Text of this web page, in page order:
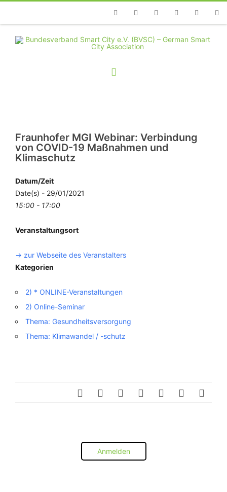
TelefonFacebookTwitterYoutubeInstagramLinkedin
Fraunhofer MGI Webinar: Verbindung
von COVID-19 Maßnahmen und
Klimaschutz
Datum/Zeit
Date(s) - 29/01/2021
15:00 - 17:00
Veranstaltungsort
-> zur Webseite des Veranstalters
Kategorien
2) * ONLINE-Veranstaltungen
2) Online-Seminar
Thema: Gesundheitsversorgung
Thema: Klimawandel / -schutz
Anmelden